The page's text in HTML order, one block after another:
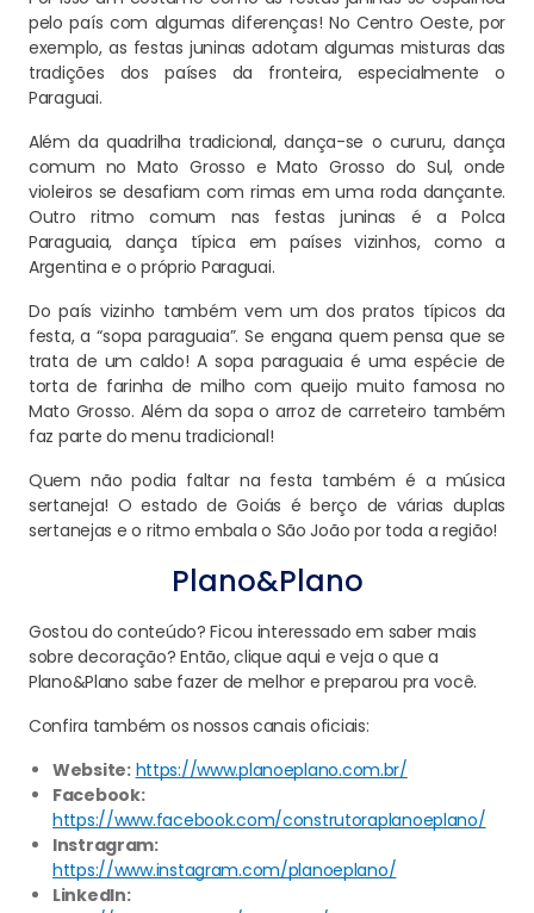
pelo país com algumas diferenças! No Centro Oeste, por
exemplo, as festas juninas adotam algumas misturas das
tradições dos países da fronteira, especialmente o
Paraguai.
Além da quadrilha tradicional, dança-se o cururu, dança
comum no Mato Grosso e Mato Grosso do Sul, onde
violeiros se desafiam com rimas em uma roda dançante.
Outro ritmo comum nas festas juninas é a Polca
Paraguaia, dança típica em países vizinhos, como a
Argentina e o próprio Paraguai.
Do país vizinho também vem um dos pratos típicos da
festa, a “sopa paraguaia”. Se engana quem pensa que se
trata de um caldo! A sopa paraguaia é uma espécie de
torta de farinha de milho com queijo muito famosa no
Mato Grosso. Além da sopa o arroz de carreteiro também
faz parte do menu tradicional!
Quem não podia faltar na festa também é a música
sertaneja! O estado de Goiás é berço de várias duplas
sertanejas e o ritmo embala o São João por toda a região!
Plano&Plano
Gostou do conteúdo? Ficou interessado em saber mais
sobre decoração? Então, clique aqui e veja o que a
Plano&Plano sabe fazer de melhor e preparou pra você.
Confira também os nossos canais oficiais:
Website: https://www.planoeplano.com.br/
Facebook:
https://www.facebook.com/construtoraplanoeplano/
Instragram:
https://www.instagram.com/planoeplano/
LinkedIn: